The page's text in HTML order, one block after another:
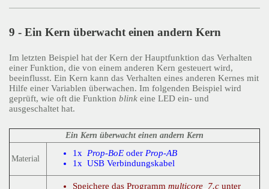
9 - Ein Kern überwacht einen andern Kern
Im letzten Beispiel hat der Kern der Hauptfunktion das Verhalten
einer Funktion, die von einem anderen Kern gesteuert wird,
beeinflusst. Ein Kern kann das Verhalten eines anderen Kernes mit
Hilfe einer Variablen überwachen. Im folgenden Beispiel wird
geprüft, wie oft die Funktion blink eine LED ein- und
ausgeschaltet hat.
Ein Kern überwacht einen andern Kern
Material
1x Prop-BoE oder Prop-AB
1x USB Verbindungskabel
Speichere das Programm multicore_7.c unter